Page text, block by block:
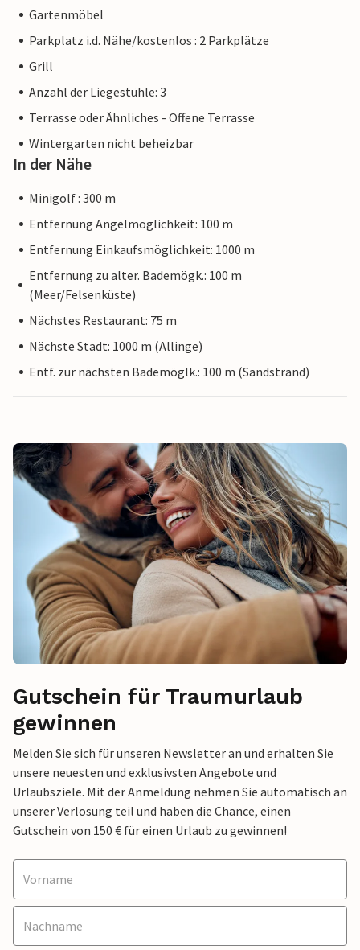
Gartenmöbel
Parkplatz i.d. Nähe/kostenlos : 2 Parkplätze
Grill
Anzahl der Liegestühle: 3
Terrasse oder Ähnliches - Offene Terrasse
Wintergarten nicht beheizbar
In der Nähe
Minigolf : 300 m
Entfernung Angelmöglichkeit: 100 m
Entfernung Einkaufsmöglichkeit: 1000 m
Entfernung zu alter. Bademögk.: 100 m
(Meer/Felsenküste)
Nächstes Restaurant: 75 m
Nächste Stadt: 1000 m (Allinge)
Entf. zur nächsten Bademöglk.: 100 m (Sandstrand)
Gutschein für Traumurlaub
gewinnen
Melden Sie sich für unseren Newsletter an und erhalten Sie
unsere neuesten und exklusivsten Angebote und
Urlaubsziele. Mit der Anmeldung nehmen Sie automatisch an
unserer Verlosung teil und haben die Chance, einen
Gutschein von 150 € für einen Urlaub zu gewinnen!